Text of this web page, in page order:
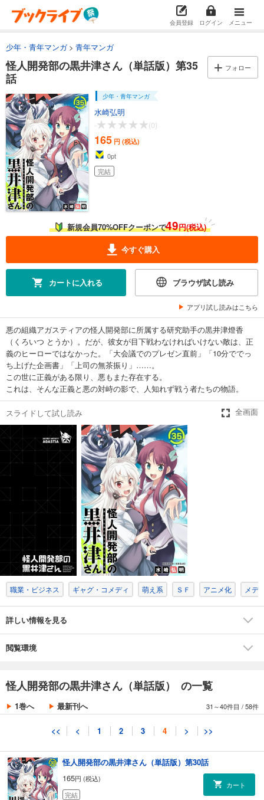
会員登録 ログイン メニュー
少年・青年マンガ 青年マンガ
怪人開発部の黒井津さん（単話版）第35
話
フォロー
少年・青年マンガ
水崎弘明
-
(0)
165 円 (税込)
0pt
完結
新規会員70%OFFクーポンで49円(税込)
今すぐ購入
カートに入れる ブラウザ試し読み
アプリ試し読みはこちら
悪の組織アガスティアの怪人開発部に所属する研究助手の黒井津燈香
（くろいつ とうか）。だが、彼女が目下戦わなければいけない敵は、正
義のヒーローではなかった。「大会議でのプレゼン直前」「10分ででっ
ち上げた企画書」「上司の無茶振り」……。
この世に正義がある限り、悪もまた存在する。
これは、そんな正義と悪の対峙の影で、人知れず戦う者たちの物語。
スライドして試し読み 全画面
職業・ビジネス ギャグ・コメディ 萌え系 ＳＦ アニメ化 メデ
詳しい情報を見る
閲覧環境
怪人開発部の黒井津さん（単話版） の一覧
1巻へ 最新刊へ 31～40件目 /58件
<< < 1 2 3 4 > >>
怪人開発部の黒井津さん（単話版）第21話
165円 (税込)
完結
カート
あらすじを表示する
165円 (税込)
完結
あらすじを表示する
怪人開発部の黒井津さん（単話版）第23話
165円 (税込)
完結
あらすじを表示する
怪人開発部の黒井津さん（単話版）第24話
165円 (税込)
完結
カート
試し読み
あらすじを表示する
怪人開発部の黒井津さん（単話版）第25話
165円 (税込)
完結
試し読み
あらすじを表示する
怪人開発部の黒井津さん（単話版）第26話
165
円 (税込)
あらすじを表示する
怪人開発部の黒井津さん（単話版）第27話
165
円 (税込)
あらすじを表示する
怪人開発部の黒井津さん（単話版）第28話
165円 (税込)
完結
カート
試し読み
怪人開発部の黒井津さん（単話版）第29話
165円 (税込)
完結
怪人開発部の黒井津さん（単話版）第30話
165円 (税込)
完結
カート